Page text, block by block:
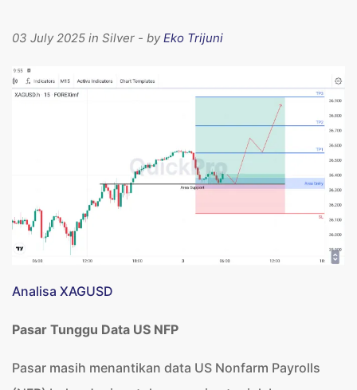
03 July 2025 in Silver - byEko Trijuni
Analisa XAGUSD
Pasar Tunggu Data US NFP
Pasar masih menantikan data US Nonfarm Payrolls